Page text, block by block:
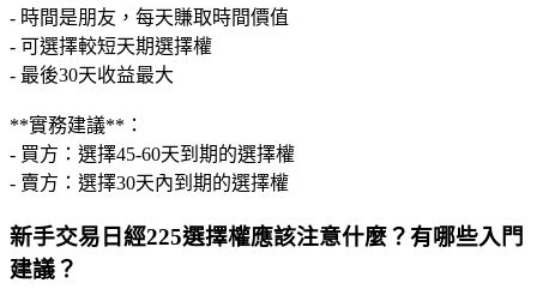
- 時間是朋友，每天賺取時間價值
- 可選擇較短天期選擇權
- 最後30天收益最大
**實務建議**：
- 買方：選擇45-60天到期的選擇權
- 賣方：選擇30天內到期的選擇權
新手交易日經225選擇權應該注意什麼？有哪些入門
建議？